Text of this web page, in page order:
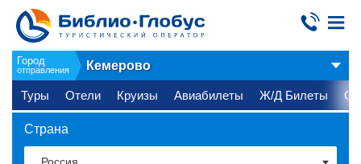
Город
отправления Кемерово
Туры Отели Круизы Авиабилеты Ж/Д Билеты
Страна